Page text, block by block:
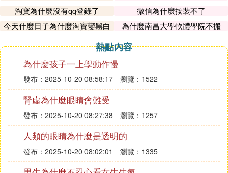
淘寶為什麼沒有qq登錄了
微信為什麼按裝不了
今天什麼日子為什麼淘寶變黑白
為什麼南昌大學軟體學院不搬
熱點內容
為什麼孩子一上學動作慢
發布：2025-10-20 08:58:17 瀏覽：1522
腎虛為什麼眼睛會難受
發布：2025-10-20 08:27:38 瀏覽：1257
人類的眼睛為什麼是透明的
發布：2025-10-20 08:02:01 瀏覽：1335